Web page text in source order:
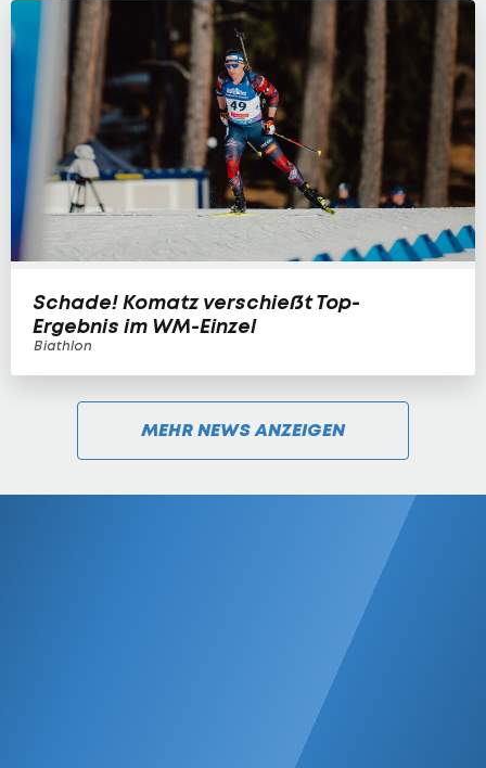
Schade! Komatz verschießt Top-
Ergebnis im WM-Einzel
Biathlon
MEHR NEWS ANZEIGEN